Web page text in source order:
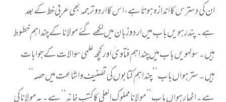
ان کی دسترس کا اندازہ ہوتا ہے، اس کا اردوترجمہ بھی عربی خط کے بعد
ہے۔ پندرہویں باب میں اردو زبان میں لکھے گئے مولانا کے چند اہم خطوط
ہیں ۔ سولہویں باب میں چند اہم فتاویٰ اور کچھ علمی سوالات کے جوابات
ہیں ۔ سترہواں باب ’’ چند اہم کتابوں کی تصنیف واشاعت میں حصہ ‘‘
ہے۔اٹھارہواں باب ’’ مولانا مملوک العلی کا کتب خانہ ‘‘ ہے۔ یہ مولانا کی